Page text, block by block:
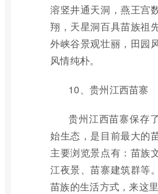
溶竖井通天洞，燕王宫
翔，天星洞百具苗族祖
外峡谷景观壮丽，田园
风情纯朴。
10、贵州江西苗寨
贵州江西苗寨保存
始生态，是目前最大的
主要浏览景点有：苗族
江夜景、苗寨建筑群等
苗族的生活方式，来这